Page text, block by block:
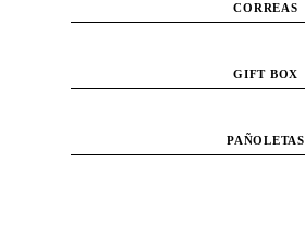
CORREAS
GIFT BOX
PAÑOLETAS